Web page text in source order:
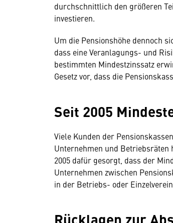
durchschnittlich den größeren
investieren.
Um die Pensionshöhe dennoch
dass eine Veranlagungs- und
bestimmten Mindestzinssatz
Gesetz vor, dass die
Seit 2005
Viele Kunden der
Unternehmen und Betriebsräten
2005 dafür gesorgt, dass der
Unternehmen zwischen
in der Betriebs- oder
Rücklagen zur